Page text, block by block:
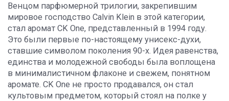
Венцом парфюмерной трилогии, закрепившим
мировое господство Calvin Klein в этой категории,
стал аромат CK One, представленный в 1994 году.
Это были первые по-настоящему унисекс-духи,
ставшие символом поколения 90-х. Идея равенства,
единства и молодежной свободы была воплощена
в минималистичном флаконе и свежем, понятном
аромате. CK One не просто продавался, он стал
культовым предметом, который стоял на полке у